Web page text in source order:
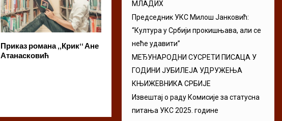
Приказ романа „Крик“ Ане
Атанасковић
Poetum otvara konkurs za
zbornik kratkih priča konkursa za
neobjavljenu
МЛАДИХ
Председник УКС Милош Јанковић:
“Култура у Србији прокишњава, али се
неће удавити”
МЕЂУНАРОДНИ СУСРЕТИ ПИСАЦА У
ГОДИНИ ЈУБИЛЕЈА УДРУЖЕЊА
КЊИЖЕВНИКА СРБИЈЕ
Извештај о раду Комисије за статусна
питања УКС 2025. године